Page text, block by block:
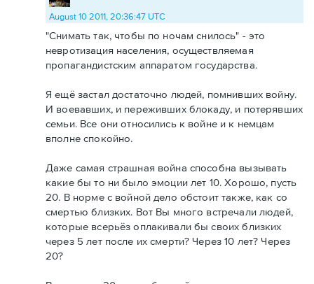
August 10 2011, 20:36:47 UTC
"Снимать так, чтобы по ночам снилось" - это
невротизация населения, осуществляемая
пропагандистским аппаратом государства.
Я ещё застал достаточно людей, помнивших войну.
И воевавших, и переживших блокаду, и потерявших
семьи. Все они относились к войне и к немцам
вполне спокойно.
Даже самая страшная война способна вызывать
какие бы то ни было эмоции лет 10. Хорошо, пусть
20. В норме с войной дело обстоит также, как со
смертью близких. Вот Вы много встречали людей,
которые всерьёз оплакивали бы своих близких
через 5 лет после их смерти? Через 10 лет? Через
20?